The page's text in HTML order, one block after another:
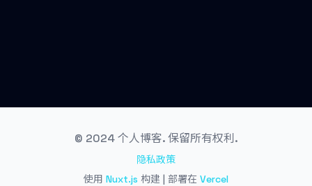
© 2024 个人博客. 保留所有权利.
隐私政策
使用 Nuxt.js 构建 | 部署在 Vercel